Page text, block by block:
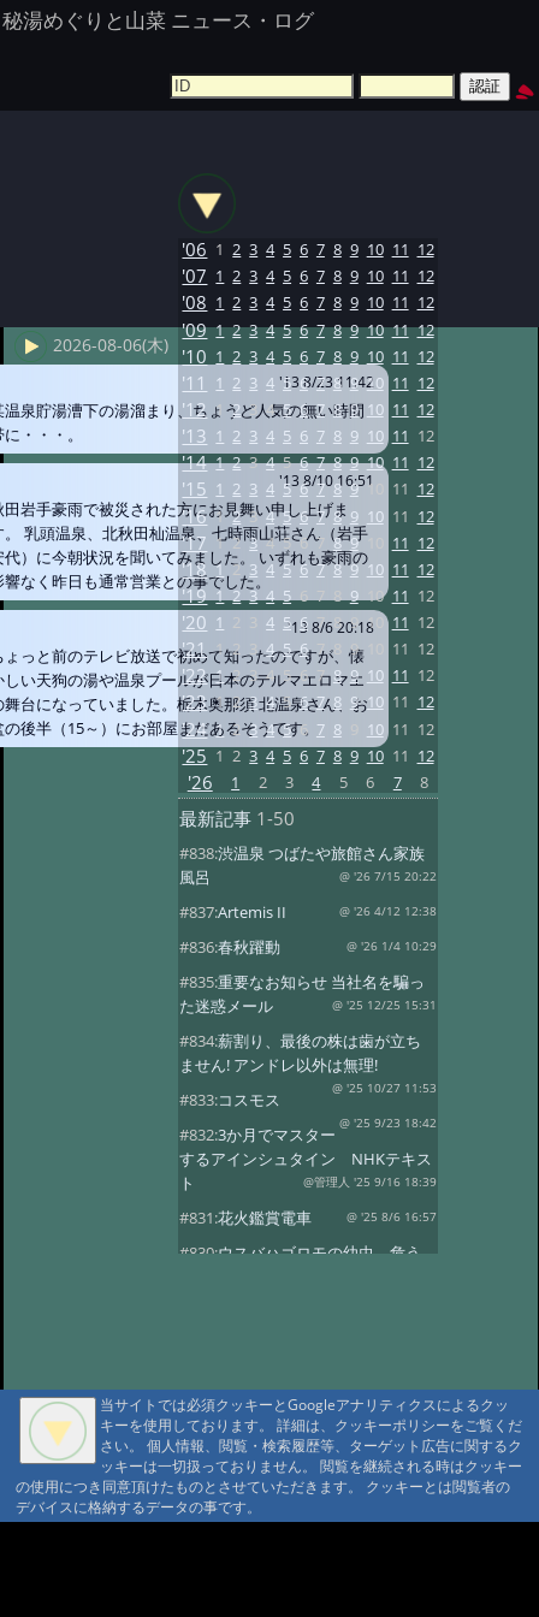
秘湯めぐりと山菜 ニュース・ログ
2026-08-06(木)
'13 8/23 11:42
温泉貯湯漕下の湯溜まり、ちょうど人気の無い時間
・・・。
'13 8/10 16:51
田岩手豪雨で被災された方にお見舞い申し上げま
。 乳頭温泉、北秋田杣温泉、七時雨山荘さん（岩手
代）に今朝状況を聞いてみました。 いずれも豪雨の
響なく昨日も通常営業との事でした。
'13 8/6 20:18
ょっと前のテレビ放送で初めて知ったのですが、懐
しい天狗の湯や温泉プールが日本のテルマエロマエ
舞台になっていました。栃木奥那須 北温泉さん、お
の後半（15～）にお部屋まだあるそうです。
'06 1 2 3 4 5 6 7 8 9 10 11 12
'07 1 2 3 4 5 6 7 8 9 10 11 12
'08 1 2 3 4 5 6 7 8 9 10 11 12
'09 1 2 3 4 5 6 7 8 9 10 11 12
'10 1 2 3 4 5 6 7 8 9 10 11 12
'11 1 2 3 4 5 6 7 8 9 10 11 12
'12 1 2 3 4 5 6 7 8 9 10 11 12
'13 1 2 3 4 5 6 7 8 9 10 11 12
'14 1 2 3 4 5 6 7 8 9 10 11 12
'15 1 2 3 4 5 6 7 8 9 10 11 12
'16 1 2 3 4 5 6 7 8 9 10 11 12
'17 1 2 3 4 5 6 7 8 9 10 11 12
'18 1 2 3 4 5 6 7 8 9 10 11 12
'19 1 2 3 4 5 6 7 8 9 10 11 12
'20 1 2 3 4 5 6 7 8 9 10 11 12
'21 1 2 3 4 5 6 7 8 9 11 12
'22 1 2 3 4 5 6 7 8 9 10 11 12
'23 1 2 3 4 5 6 7 8 9 10 11 12
'24 1 2 3 4 5 6 7 8 10 11 12
'25 1 2 3 4 5 6 7 8 9 10 11 12
'26 1 2 3 4 5 6 7 8
最新記事 1-50
#838:渋温泉 つばたや旅館さん家族
風呂
@ '26 7/15 20:22
#837:Artemis II @ '26 4/12 12:38
#836:春秋躍動 @ '26 1/4 10:29
#835:重要なお知らせ 当社名を騙っ
た迷惑メール
@ '25 12/25 15:31
#834:薪割り、最後の株は歯が立ち
ません! アンドレ以外は無理!
@ '25 10/27 11:53
#833:コスモス
@ '25 9/23 18:42
#832:3か月でマスター
するアインシュタイン NHKテキス
ト
@管理人 '25 9/16 18:39
#831:花火鑑賞電車 @ '25 8/6 16:57
#830:ウスバハゴロモの幼虫、危う
#827:渋谷富ヶ谷でネマガリダケ
@ '25 6/22 14:18
#826: 使用電力量最少
記録達成!
@ '25 6/20 20:13
#825:停電 地域1580戸 @ '25 5/7 13:28
当サイトでは必須クッキーとGoogleアナリティクスによるクッ
キーを使用しております。 詳細は、クッキーポリシーをご覧くだ
さい。 個人情報、閲覧・検索履歴等、ターゲット広告に関するク
ッキーは一切扱っておりません。 閲覧を継続される時はクッキー
の使用につき同意頂けたものとさせていただきます。 クッキーとは閲覧者の
デバイスに格納するデータの事です。